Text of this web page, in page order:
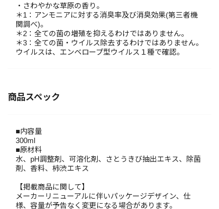
・さわやかな草原の香り。
＊1：アンモニアに対する消臭率及び消臭効果(第三者機
関調べ)。
＊2：全ての菌の増殖を抑えるわけではありません。
＊3：全ての菌・ウイルス除去するわけではありません。
ウイルスは、エンベロープ型ウイルス１種で確認。
商品スペック
■内容量
300ml
■原材料
水、pH調整剤、可溶化剤、さとうきび抽出エキス、除菌
剤、香料、柿渋エキス
【掲載商品に関して】
メーカーリニューアルに伴いパッケージデザイン、仕
様、容量が予告なく変更になる場合があります。